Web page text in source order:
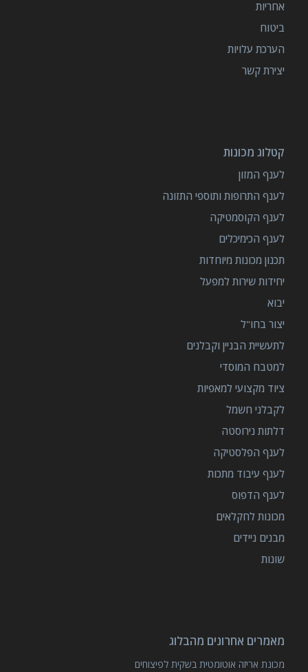
אחריות
ביטוח
הערכת עלויות
יצירת קשר
קטלוג מכונות
לענף המזון
לענף התרופות ותוספי התזונה
לענף הקוסמטיקה
לענף הכימיכלים
תכנון מכונות מיוחדות
יחידות שירות למפעל
יבוא
יצור בחו"ל
לתעשיית הבניין וקבלנים
למטבח המוסדי
ציוד מקצועי למאפיות
לקבלני חשמל
דלתות נירוסטה
לענף הפלסטיקה
לענף עיבוד מתכות
לענף הדפוס
מכונות לחקלאים
מבנים ניידים
שונות
מאמרים אחרונים מהבלוג
מכונת אריזה אוטומטית בשקית לפיצוחים